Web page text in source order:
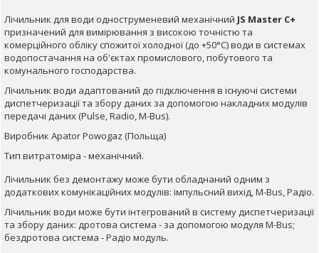
Лічильник для води одноструменевий механічний JS Master С+
призначений для вимірювання з високою точністю та
комерційного обліку спожитої холодної (до +50°С) води в системах
водопостачання на об'єктах промислового, побутового та
комунального господарства.
Лічильник води адаптований до підключення в існуючі системи
диспетчеризації та збору даних за допомогою накладних модулів
передачі даних (Pulse, Radio, M-Bus).
Виробник Apator Powogaz (Польща)
Тип витратоміра - механічний.
Лічильник без демонтажу може бути обладнаний одним з
додаткових комунікаційних модулів: імпульсний вихід, M-Bus, Радіо.
Лічильник води може бути інтегрований в систему диспетчеризації
та збору даних: дротова система - за допомогою модуля M-Bus;
бездротова система - Радіо модуль.